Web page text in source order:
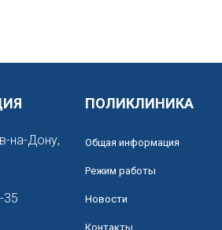
на-Дону,
35
ПОЛИКЛИНИКА
Общая информация
Режим работы
Новости
Контакты